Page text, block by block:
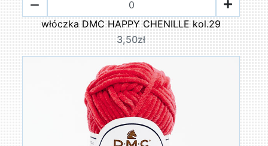
włóczka DMC HAPPY CHENILLE kol.29
3,50zł